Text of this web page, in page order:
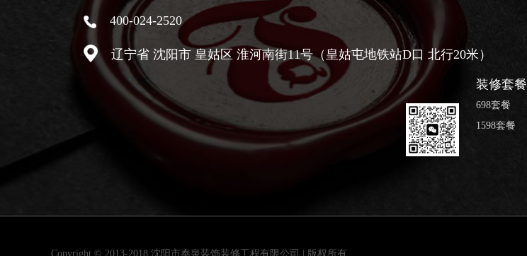
400-024-2520
辽宁省 沈阳市 皇姑区 淮河南街11号（皇姑屯地铁站D口 北行20米）
装修套餐
698套餐
1598套餐
Copyright © 2013-2018 沈阳市奉泉装饰装修工程有限公司 | 版权所有